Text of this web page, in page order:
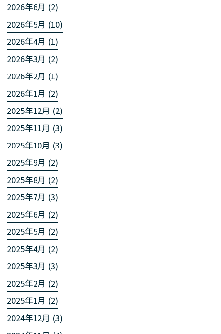
2026年6月 (2)
2026年5月 (10)
2026年4月 (1)
2026年3月 (2)
2026年2月 (1)
2026年1月 (2)
2025年12月 (2)
2025年11月 (3)
2025年10月 (3)
2025年9月 (2)
2025年8月 (2)
2025年7月 (3)
2025年6月 (2)
2025年5月 (2)
2025年4月 (2)
2025年3月 (3)
2025年2月 (2)
2025年1月 (2)
2024年12月 (3)